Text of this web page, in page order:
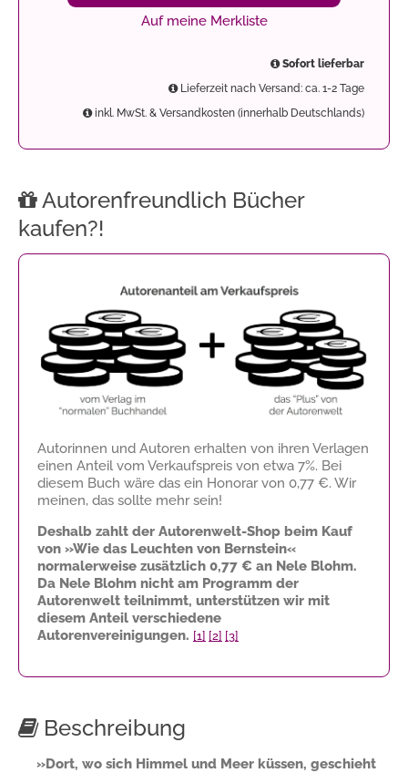
Auf meine Merkliste
Sofort lieferbar
Lieferzeit nach Versand: ca. 1-2 Tage
inkl. MwSt. & Versandkosten (innerhalb Deutschlands)
Autorenfreundlich Bücher
kaufen?!
Autorinnen und Autoren erhalten von ihren Verlagen
einen Anteil vom Verkaufspreis von etwa 7%. Bei
diesem Buch wäre das ein Honorar von 0,77 €. Wir
meinen, das sollte mehr sein!
Deshalb zahlt der Autorenwelt-Shop beim Kauf
von »Wie das Leuchten von Bernstein«
normalerweise zusätzlich 0,77 € an Nele Blohm.
Da Nele Blohm nicht am Programm der
Autorenwelt teilnimmt, unterstützen wir mit
diesem Anteil verschiedene
Autorenvereinigungen. [1] [2] [3]
Beschreibung
»Dort, wo sich Himmel und Meer küssen, geschieht